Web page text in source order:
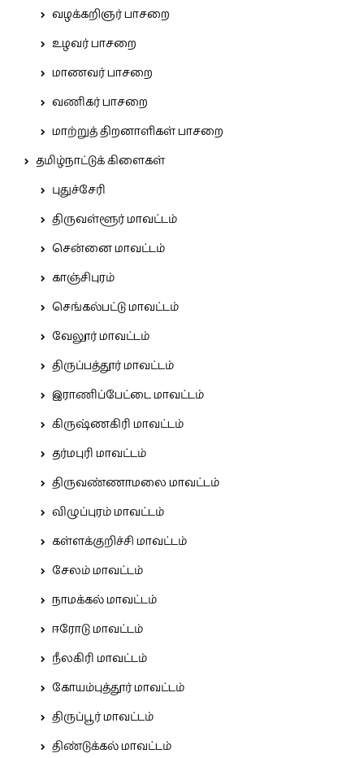
வழக்கறிஞர் பாசறை
உழவர் பாசறை
மாணவர் பாசறை
வணிகர் பாசறை
மாற்றுத் திறனாளிகள் பாசறை
தமிழ்நாட்டுக் கிளைகள்
புதுச்சேரி
திருவள்ளூர் மாவட்டம்
சென்னை மாவட்டம்
காஞ்சிபுரம்
செங்கல்பட்டு மாவட்டம்
வேலூர் மாவட்டம்
திருப்பத்தூர் மாவட்டம்
இராணிப்பேட்டை மாவட்டம்
கிருஷ்ணகிரி மாவட்டம்
தர்மபுரி மாவட்டம்
திருவண்ணாமலை மாவட்டம்
விழுப்புரம் மாவட்டம்
கள்ளக்குறிச்சி மாவட்டம்
சேலம் மாவட்டம்
நாமக்கல் மாவட்டம்
ஈரோடு மாவட்டம்
நீலகிரி மாவட்டம்
கோயம்புத்தூர் மாவட்டம்
திருப்பூர் மாவட்டம்
திண்டுக்கல் மாவட்டம்